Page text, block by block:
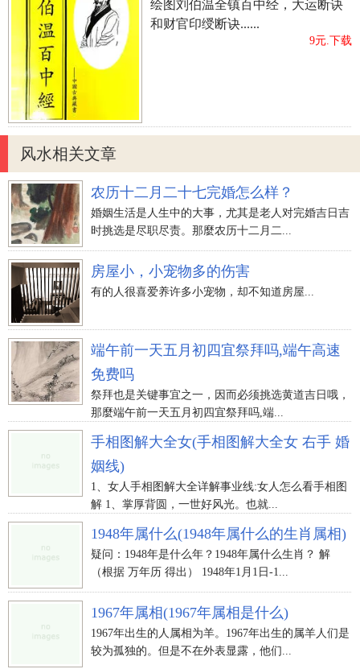
绘图刘伯温全镇百中经，大运断诀
和财官印绶断诀......
9元.下载
风水相关文章
农历十二月二十七完婚怎么样？
婚姻生活是人生中的大事，尤其是老人对完婚吉日吉
时挑选是尽职尽责。那麼农历十二月二...
房屋小，小宠物多的伤害
有的人很喜爱养许多小宠物，却不知道房屋...
端午前一天五月初四宜祭拜吗,端午高速
免费吗
祭拜也是关键事宜之一，因而必须挑选黄道吉日哦，
那麼端午前一天五月初四宜祭拜吗,端...
手相图解大全女(手相图解大全女 右手 婚
姻线)
1、女人手相图解大全详解事业线:女人怎么看手相图
解 1、掌厚背圆，一世好风光。也就...
1948年属什么(1948年属什么的生肖属相)
疑问：1948年是什么年？1948年属什么生肖？ 解
（根据 万年历 得出） 1948年1月1日-1...
1967年属相(1967年属相是什么)
1967年出生的人属相为羊。1967年出生的属羊人们是
较为孤独的。但是不在外表显露，他们...